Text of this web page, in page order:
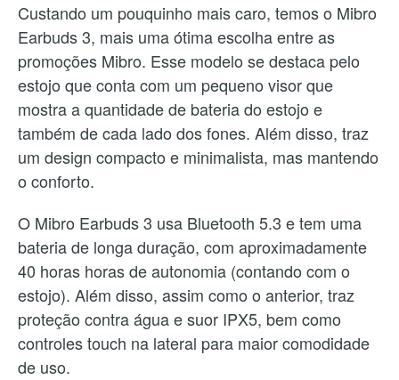
Custando um pouquinho mais caro, temos o Mibro
Earbuds 3, mais uma ótima escolha entre as
promoções Mibro. Esse modelo se destaca pelo
estojo que conta com um pequeno visor que
mostra a quantidade de bateria do estojo e
também de cada lado dos fones. Além disso, traz
um design compacto e minimalista, mas mantendo
o conforto.
O Mibro Earbuds 3 usa Bluetooth 5.3 e tem uma
bateria de longa duração, com aproximadamente
40 horas horas de autonomia (contando com o
estojo). Além disso, assim como o anterior, traz
proteção contra água e suor IPX5, bem como
controles touch na lateral para maior comodidade
de uso.